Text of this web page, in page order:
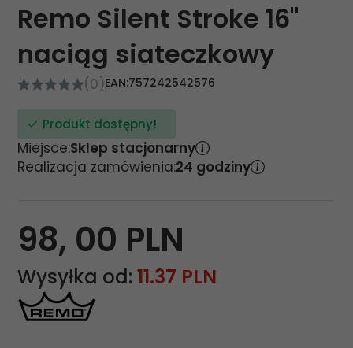
Remo Silent Stroke 16"
naciąg siateczkowy
(0)EAN:757242542576
Produkt dostępny!
Miejsce:Sklep stacjonarny
Realizacja zamówienia:24 godziny
98, 00 PLN
Wysyłka od: 11.37 PLN